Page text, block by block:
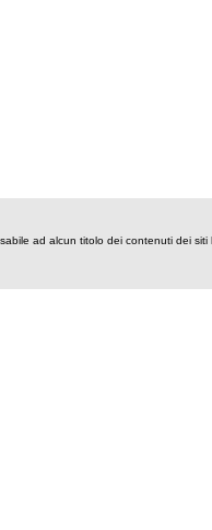
ad alcun titolo dei contenuti dei siti